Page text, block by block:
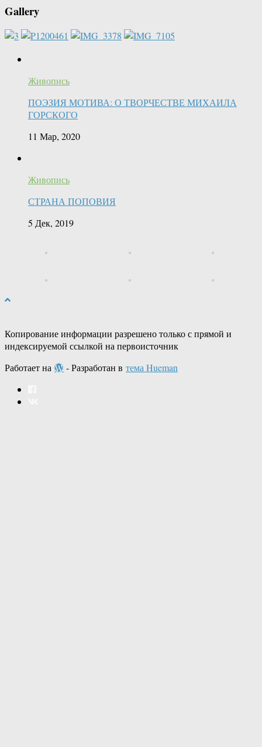
Gallery
Живопись
ПОЭЗИЯ МОТИВА: О ТВОРЧЕСТВЕ МИХАИЛА
ГОРСКОГО
11 Мар, 2020
Живопись
СТРАНА ПОПОВИЯ
5 Дек, 2019
Копирование информации разрешено только с прямой и
индексируемой ссылкой на первоисточник
Работает на
- Разработан в тема Hueman